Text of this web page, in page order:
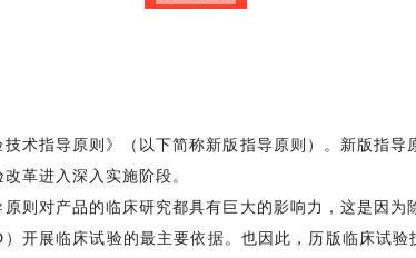
术指导原则》（以下简称新版指导原则）。新版指
革进入深入实施阶段。
则对产品的临床研究都具有巨大的影响力，这是因
开展临床试验的最主要依据。也因此，历版临床试